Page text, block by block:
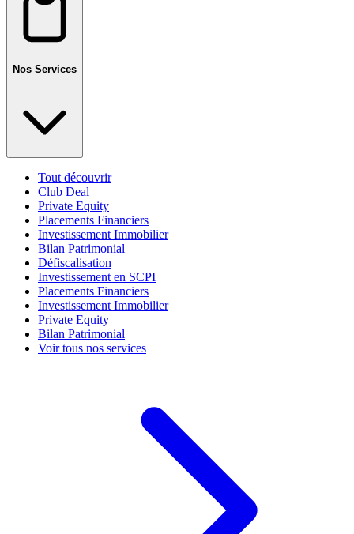
Nos Services
Tout découvrir
Club Deal
Private Equity
Placements Financiers
Investissement Immobilier
Bilan Patrimonial
Défiscalisation
Investissement en SCPI
Placements Financiers
Investissement Immobilier
Private Equity
Bilan Patrimonial
Voir tous nos services